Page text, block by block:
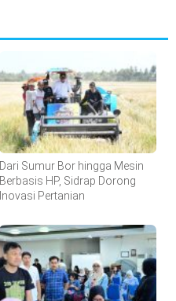
Dari Sumur Bor hingga Mesin
Berbasis HP, Sidrap Dorong
Inovasi Pertanian